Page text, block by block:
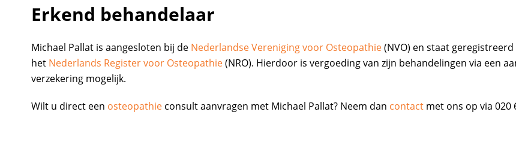
Erkend behandelaar
Michael Pallat is aangesloten bij de Nederlandse Vereniging voor Osteopathie(NVO) en staat geregistreerd
het Nederlands Register voor Osteopathie(NRO). Hierdoor is vergoeding van zijn behandelingen via een
verzekering mogelijk.
Wilt u direct een osteopathie consult aanvragen met Michael Pallat? Neem dan contact met ons op via 020